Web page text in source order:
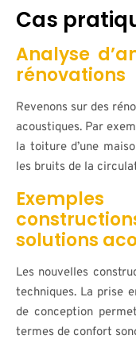
Cas
Analyse
rénovations
Revenons sur des
acoustiques. Par
la toiture d’une
les bruits de la
solutions
Les nouvelles
techniques. La prise
de conception
termes de confort